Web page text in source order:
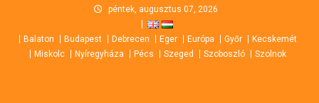
content
péntek, augusztus 07, 2026
Balaton Budapest Debrecen Eger Európa Győr
Kecskemét
Miskolc
Nyíregyháza Pécs Szeged Szoboszló Szolnok